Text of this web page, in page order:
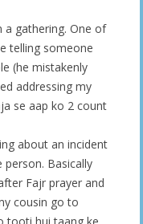
a gathering. One of
telling someone
(he mistakenly
addressing my
se aap ko 2 count
about an incident
Basically
Fajr prayer and
cousin go to